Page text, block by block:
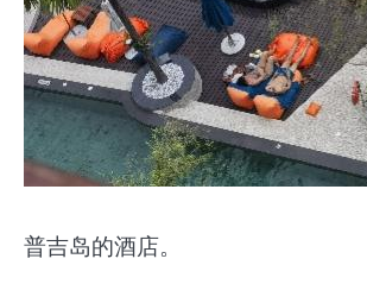
普吉岛的酒店。